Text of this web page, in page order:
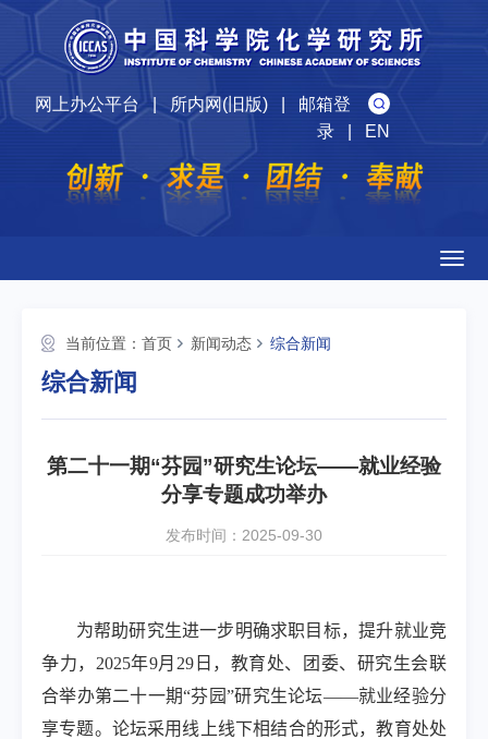
网上办公平台|所内网(旧版)| 邮箱登
录| EN
当前位置： 首页 新闻动态 综合新闻
综合新闻
第二十一期“芬园”研究生论坛——就业经验
分享专题成功举办
发布时间：2025-09-30
为帮助研究生进一步明确求职目标，提升就业竞
争力， 2025年9月 29 日，教育处、团委、研究生会联
合举办第二十一期“芬园”研究生论坛——就业经验分
享专题。论坛采用线上线下相结合的形式，教育处处